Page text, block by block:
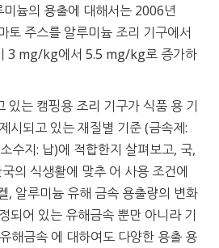
늄의 용출에 대해서는 2006년
토 주스를 알루미늄 조리 기구에서
3 mg/kg에서 5.5 mg/kg로 증가하
있는 캠핑용 조리 기구가 식품 용 기
시되고 있는 재질별 기준 (금속제:
수지: 납)에 적합한지 살펴보고, 국,
의 식생활에 맞추 어 사용 조건에
, 알루미늄 유해 금속 용출량의 변화
되어 있는 유해금속 뿐만 아니라 기
해금속 에 대하여도 다양한 용출 용